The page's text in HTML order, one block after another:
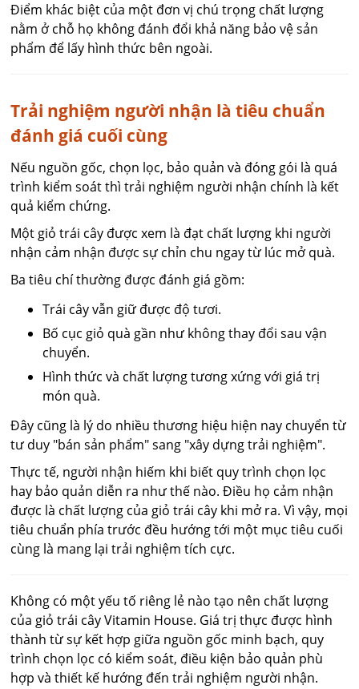
Điểm khác biệt của một đơn vị chú trọng chất lượng
nằm ở chỗ họ không đánh đổi khả năng bảo vệ sản
phẩm để lấy hình thức bên ngoài.
Trải nghiệm người nhận là tiêu chuẩn
đánh giá cuối cùng
Nếu nguồn gốc, chọn lọc, bảo quản và đóng gói là quá
trình kiểm soát thì trải nghiệm người nhận chính là kết
quả kiểm chứng.
Một giỏ trái cây được xem là đạt chất lượng khi người
nhận cảm nhận được sự chỉn chu ngay từ lúc mở quà.
Ba tiêu chí thường được đánh giá gồm:
Trái cây vẫn giữ được độ tươi.
Bố cục giỏ quà gần như không thay đổi sau vận
chuyển.
Hình thức và chất lượng tương xứng với giá trị
món quà.
Đây cũng là lý do nhiều thương hiệu hiện nay chuyển từ
tư duy "bán sản phẩm" sang "xây dựng trải nghiệm".
Thực tế, người nhận hiếm khi biết quy trình chọn lọc
hay bảo quản diễn ra như thế nào. Điều họ cảm nhận
được là chất lượng của giỏ trái cây khi mở ra. Vì vậy, mọi
tiêu chuẩn phía trước đều hướng tới một mục tiêu cuối
cùng là mang lại trải nghiệm tích cực.
Không có một yếu tố riêng lẻ nào tạo nên chất lượng
của giỏ trái cây Vitamin House. Giá trị thực được hình
thành từ sự kết hợp giữa nguồn gốc minh bạch, quy
trình chọn lọc có kiểm soát, điều kiện bảo quản phù
hợp và thiết kế hướng đến trải nghiệm người nhận.